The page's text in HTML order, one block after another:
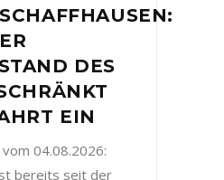
DES
EIN
04.08.2026:
bereits seit der